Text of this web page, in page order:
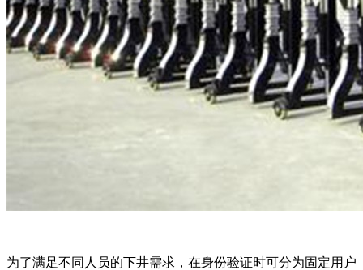
为了满足不同人员的下井需求，在身份验证时可分为固定用户